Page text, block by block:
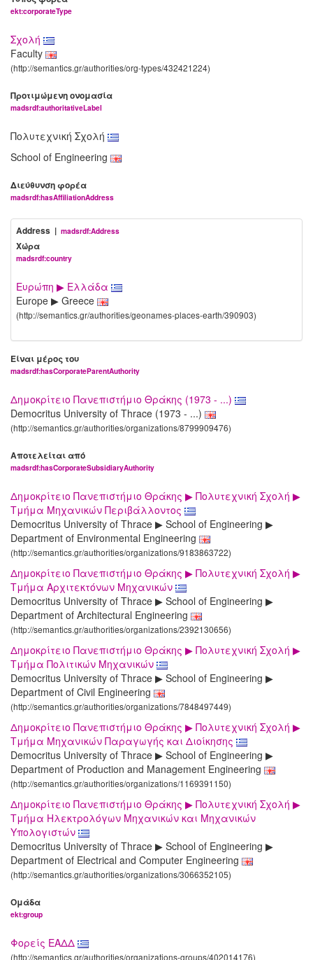
ekt:corporateType
Σχολή
Faculty
(http://semantics.gr/authorities/org-types/432421224)
Προτιμώμενη ονομασία
madsrdf:authoritativeLabel
Πολυτεχνική Σχολή
School of Engineering
Διεύθυνση φορέα
madsrdf:hasAffiliationAddress
Address | madsrdf:Address
Χώρα
madsrdf:country
Ευρώπη ▶ Ελλάδα
Europe ▶ Greece
(http://semantics.gr/authorities/geonames-places-earth/390903)
Είναι μέρος του
madsrdf:hasCorporateParentAuthority
Δημοκρίτειο Πανεπιστήμιο Θράκης (1973 - ...)
Democritus University of Thrace (1973 - ...)
(http://semantics.gr/authorities/organizations/8799909476)
Αποτελείται από
madsrdf:hasCorporateSubsidiaryAuthority
Δημοκρίτειο Πανεπιστήμιο Θράκης ▶ Πολυτεχνική Σχολή ▶
Τμήμα Μηχανικών Περιβάλλοντος
Democritus University of Thrace ▶ School of Engineering ▶
Department of Environmental Engineering
(http://semantics.gr/authorities/organizations/9183863722)
Δημοκρίτειο Πανεπιστήμιο Θράκης ▶ Πολυτεχνική Σχολή ▶
Τμήμα Αρχιτεκτόνων Μηχανικών
Democritus University of Thrace ▶ School of Engineering ▶
Department of Architectural Engineering
(http://semantics.gr/authorities/organizations/2392130656)
Δημοκρίτειο Πανεπιστήμιο Θράκης ▶ Πολυτεχνική Σχολή ▶
Τμήμα Πολιτικών Μηχανικών
Democritus University of Thrace ▶ School of Engineering ▶
Department of Civil Engineering
(http://semantics.gr/authorities/organizations/7848497449)
Δημοκρίτειο Πανεπιστήμιο Θράκης ▶ Πολυτεχνική Σχολή ▶
Tμήμα Μηχανικών Παραγωγής και Διοίκησης
Democritus University of Thrace ▶ School of Engineering ▶
Department of Production and Management Engineering
(http://semantics.gr/authorities/organizations/1169391150)
Δημοκρίτειο Πανεπιστήμιο Θράκης ▶ Πολυτεχνική Σχολή ▶
Τμήμα Ηλεκτρολόγων Μηχανικών και Μηχανικών
Υπολογιστών
Democritus University of Thrace ▶ School of Engineering ▶
Department of Electrical and Computer Engineering
(http://semantics.gr/authorities/organizations/3066352105)
Ομάδα
ekt:group
Φορείς ΕΑΔΔ
(http://semantics.gr/authorities/organizations-groups/402014176)